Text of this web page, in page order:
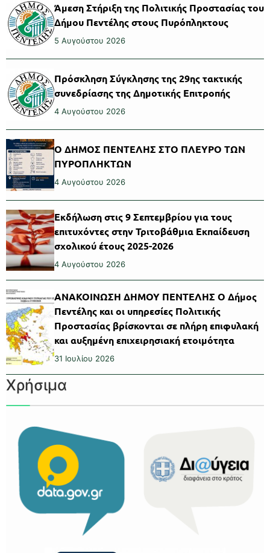
Άμεση Στήριξη της Πολιτικής Προστασίας του
Δήμου Πεντέλης στους Πυρόπληκτους
5 Αυγούστου 2026
Πρόσκληση Σύγκλησης της 29ης τακτικής
συνεδρίασης της Δημοτικής Επιτροπής
4 Αυγούστου 2026
Ο ΔΗΜΟΣ ΠΕΝΤΕΛΗΣ ΣΤΟ ΠΛΕΥΡΟ ΤΩΝ
ΠΥΡΟΠΛΗΚΤΩΝ
4 Αυγούστου 2026
Εκδήλωση στις 9 Σεπτεμβρίου για τους
επιτυχόντες στην Τριτοβάθμια Εκπαίδευση
σχολικού έτους 2025-2026
4 Αυγούστου 2026
ΑΝΑΚΟΙΝΩΣΗ ΔΗΜΟΥ ΠΕΝΤΕΛΗΣ Ο Δήμος
Πεντέλης και οι υπηρεσίες Πολιτικής
Προστασίας βρίσκονται σε πλήρη επιφυλακή
και αυξημένη επιχειρησιακή ετοιμότητα
31 Ιουλίου 2026
Χρήσιμα